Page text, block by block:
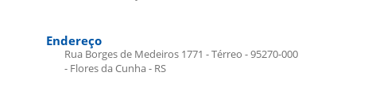
Endereço
Rua Borges de Medeiros 1771 - Térreo - 95270-000
- Flores da Cunha - RS